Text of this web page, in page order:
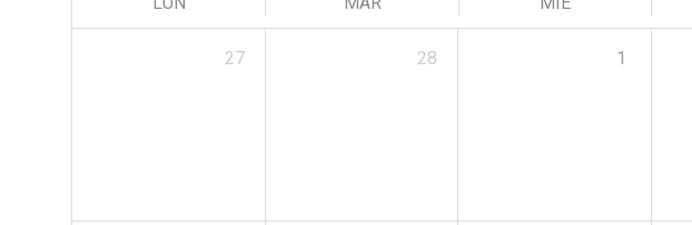
27 28 1